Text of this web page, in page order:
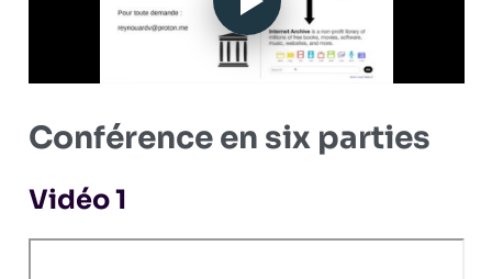
Conférence en six parties
Vidéo 1